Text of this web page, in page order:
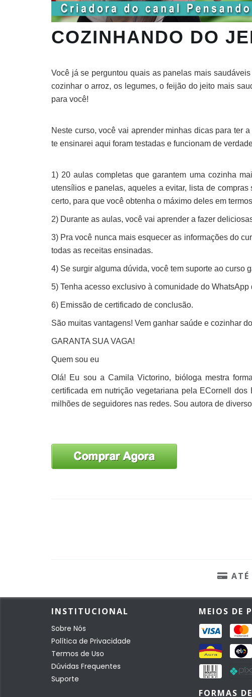
COZINHANDO DO
Você já se perguntou quais as panelas mais
cozinhar o arroz, os legumes, o feijão do jeito mais
para você!
Neste curso, você vai aprender minhas dicas para ter
te ensinarei aqui foram testadas e funcionam de
1) 20 aulas completas que garantem uma cozinha
utensílios e panelas, aqueles a evitar, lista de
certo, para que você obtenha o máximo deles em
2) Durante as aulas, você vai aprender a fazer
3) Pra você nunca mais esquecer as informações do
todas as receitas ensinadas.
4) Se surgir alguma dúvida, você tem suporte ao curso
5) Tenha acesso exclusivo à comunidade do WhatsApp
6) Emissão de certificado de conclusão.
São muitas vantagens! Vem ganhar saúde e cozinhar
GARANTA SUA VAGA!
Quem sou eu
Olá! Eu sou a Camila Victorino, bióloga mestra
certificada em nutrição vegetariana pela ECornell
milhões de seguidores nas redes. Sou autora de
ATÉ
INSTITUCIONAL
Sobre Nós
Política de Privacidade
Termos de Uso
Dúvidas Frequentes
Suporte
MEIOS DE
FORMAS